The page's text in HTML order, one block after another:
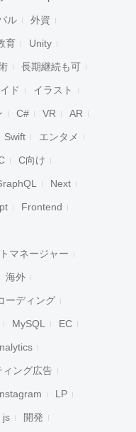
ル 外資
育 Unity
長期継続も可
ド イラスト
C# VR AR
Swift エンタメ
C向け
Next
Frontend
マネージャー
海外
ーディング
MySQL EC
ィング広告
LP
js 開発